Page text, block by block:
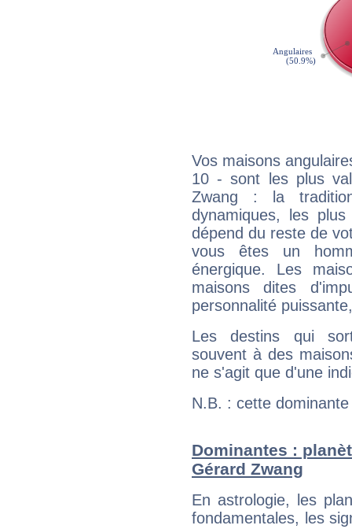
Vos maisons
10 - sont les plus
Zwang : la
dynamiques, les
dépend du reste de
vous êtes un
énergique. Les
maisons dites
personnalité
Les destins qui
souvent à des
ne s'agit que d'une
N.B. : cette
Dominantes :
Gérard Zwang
En astrologie, les
fondamentales, les